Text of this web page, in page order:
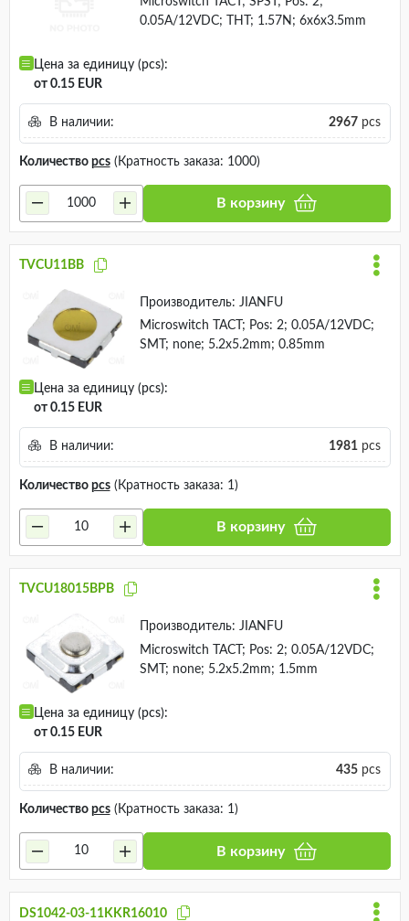
0.05A/12VDC; THT; 1.57N; 6x6x3.5mm
Цена за единицу (pcs):
от 0.15 EUR
В наличии: 2967pcs
Количество pcs(Кратность заказа: 1000)
В корзину
TVCU11BB
Производитель: JIANFU
Microswitch TACT; Pos: 2; 0.05A/12VDC;
SMT; none; 5.2x5.2mm; 0.85mm
Цена за единицу (pcs):
от 0.15 EUR
В наличии: 1981pcs
Количество pcs(Кратность заказа: 1)
В корзину
TVCU18015BPB
Производитель: JIANFU
Microswitch TACT; Pos: 2; 0.05A/12VDC;
SMT; none; 5.2x5.2mm; 1.5mm
Цена за единицу (pcs):
от 0.15 EUR
В наличии: 435pcs
Количество pcs(Кратность заказа: 1)
В корзину
DS1042-03-11KKR16010